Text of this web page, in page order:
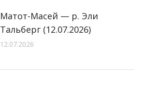
Матот-Масей — р. Эли
Тальберг (12.07.2026)
12.07.2026